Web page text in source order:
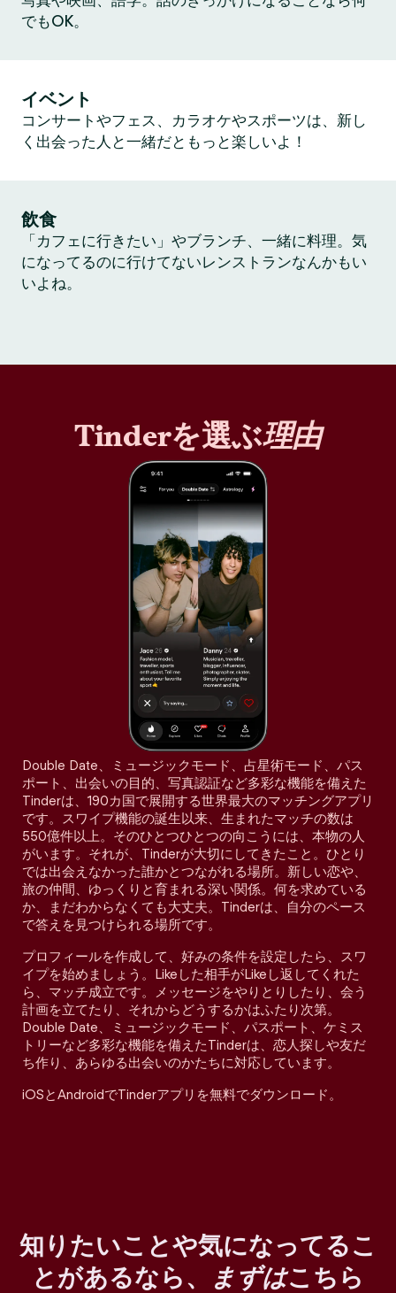
でもOK。
イベント
コンサートやフェス、カラオケやスポーツは、新し
く出会った人と一緒だともっと楽しいよ！
飲食
「カフェに行きたい」やブランチ、一緒に料理。気
になってるのに行けてないレンストランなんかもい
いよね。
Tinderを選ぶ理由
Double Date、ミュージックモード、占星術モード、パス
ポート、出会いの目的、写真認証など多彩な機能を備えた
Tinderは、190カ国で展開する世界最大のマッチングアプリ
です。スワイプ機能の誕生以来、生まれたマッチの数は
550億件以上。そのひとつひとつの向こうには、本物の人
がいます。それが、Tinderが大切にしてきたこと。ひとり
では出会えなかった誰かとつながれる場所。新しい恋や、
旅の仲間、ゆっくりと育まれる深い関係。何を求めている
か、まだわからなくても大丈夫。Tinderは、自分のペース
で答えを見つけられる場所です。
プロフィールを作成して、好みの条件を設定したら、スワ
イプを始めましょう。Likeした相手がLikeし返してくれた
ら、マッチ成立です。メッセージをやりとりしたり、会う
計画を立てたり、それからどうするかはふたり次第。
Double Date、ミュージックモード、パスポート、ケミス
トリーなど多彩な機能を備えたTinderは、恋人探しや友だ
ち作り、あらゆる出会いのかたちに対応しています。
iOSとAndroidでTinderアプリを無料でダウンロード。
知りたいことや気になってるこ
とがあるなら、
まずはこちら